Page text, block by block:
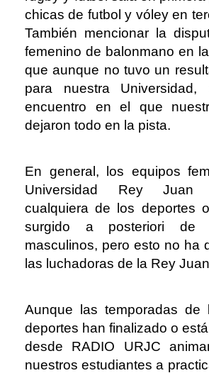
chicas de futbol y vóley en
También mencionar la
femenino de balonmano en
que aunque no tuvo un
para nuestra
encuentro en el que
dejaron todo en la pista.
En general, los equipos
Universidad Rey Juan
cualquiera de los deportes
surgido a posteriori de
masculinos, pero esto no ha
las luchadoras de la Rey
Aunque las temporadas de
deportes han finalizado o
desde RADIO URJC
nuestros estudiantes a